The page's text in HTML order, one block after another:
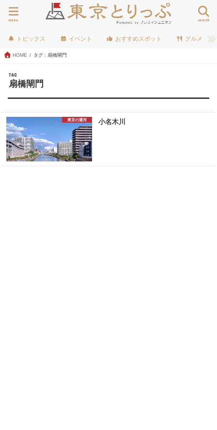
search
menu
トピックス イベント おすすめスポット グルメ
HOME タグ : 扇橋閘門
TAG
扇橋閘門
東京の運河 小名木川